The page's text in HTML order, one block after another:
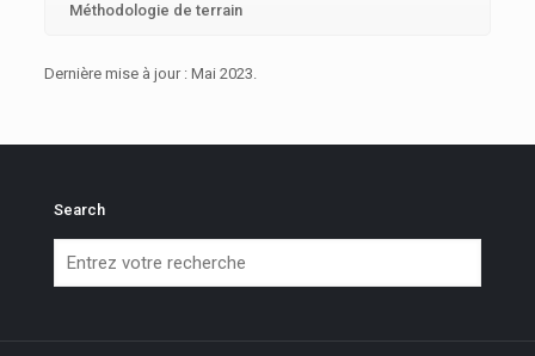
Méthodologie de terrain
Dernière mise à jour : Mai 2023.
Search